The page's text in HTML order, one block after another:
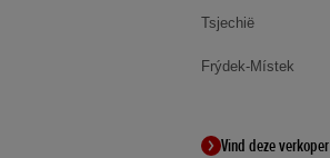
Tsjechië
Frýdek-Místek
Vind deze verkoper